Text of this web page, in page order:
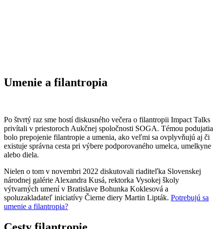
Umenie a filantropia
Po štvrtý raz sme hostí diskusného večera o filantropii Impact Talks
privítali v priestoroch Aukčnej spoločnosti SOGA. Témou podujatia
bolo prepojenie filantropie a umenia, ako veľmi sa ovplyvňujú aj či
existuje správna cesta pri výbere podporovaného umelca, umelkyne
alebo diela.
Nielen o tom v novembri 2022 diskutovali riaditeľka Slovenskej
národnej galérie Alexandra Kusá, rektorka Vysokej školy
výtvarných umení v Bratislave Bohunka Koklesová a
spoluzakladateľ iniciatívy Čierne diery Martin Lipták. Potrebujú sa
umenie a filantropia?